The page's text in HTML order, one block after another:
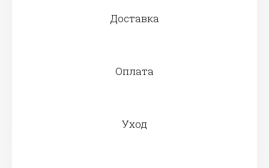
Доставка
Оплата
Уход